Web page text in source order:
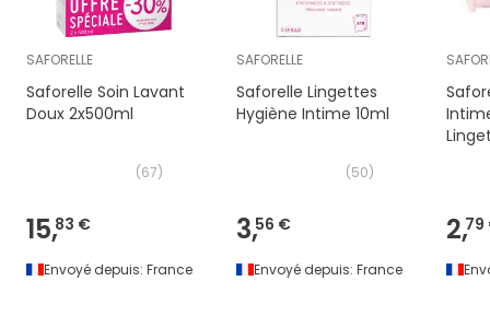
SAFORELLE
Saforelle Soin Lavant
Doux 2x500ml
(67)
15,83 €
Envoyé depuis: France
SAFORELLE
Saforelle Lingettes
Hygiène Intime 10ml
(50)
3,56 €
Envoyé depuis: France
2,79